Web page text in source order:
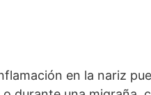
en la nariz